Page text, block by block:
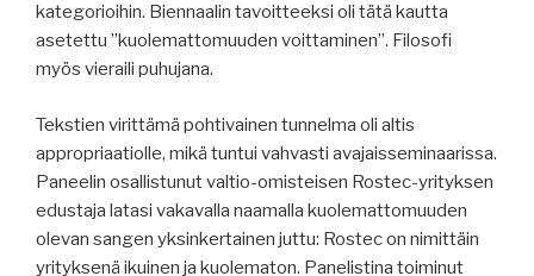
kategorioihin. Biennaalin tavoitteeksi oli tätä kautta
asetettu ”kuolemattomuuden voittaminen”. Filosofi
myös vieraili puhujana.
Tekstien virittämä pohtivainen tunnelma oli altis
appropriaatiolle, mikä tuntui vahvasti avajaisseminaarissa.
Paneelin osallistunut valtio-omisteisen Rostec-yrityksen
edustaja latasi vakavalla naamalla kuolemattomuuden
olevan sangen yksinkertainen juttu: Rostec on nimittäin
yrityksenä ikuinen ja kuolematon. Panelistina toiminut